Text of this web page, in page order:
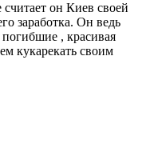
считает он Киев своей
заработка. Он ведь
погибшие , красивая
кукарекать своим